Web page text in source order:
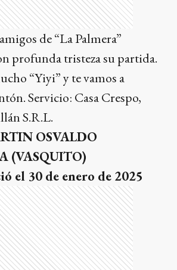
de “La Palmera”
profunda tristeza su partida.
“Yiyi” y te vamos a
Servicio: Casa Crespo,
S.R.L.
OSVALDO
(VASQUITO)
el 30 de enero de 2025